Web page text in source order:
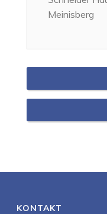
Meinisberg
KONTAKT